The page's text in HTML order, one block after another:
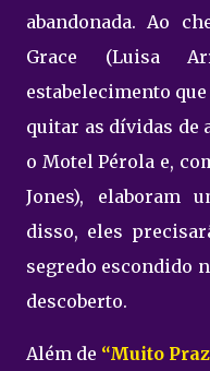
abandonada. Ao
Grace (Luisa
estabelecimento
quitar as dívidas de
o Motel Pérola e,
Jones), elaboram
disso, eles
segredo escondido
descoberto.
Além de “Muito